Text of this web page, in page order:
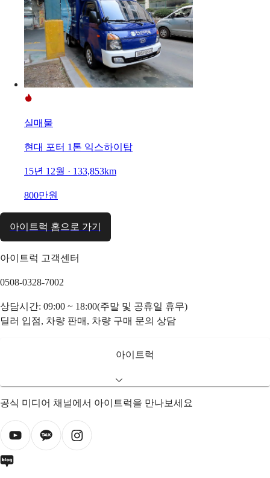
실매물
현대 포터 1톤 익스하이탑
15년 12월 · 133,853km
800만원
아이트럭 홈으로 가기
아이트럭 고객센터
0508-0328-7002
상담시간: 09:00 ~ 18:00(주말 및 공휴일 휴무)
딜러 입점, 차량 판매, 차량 구매 문의 상담
아이트럭
공식 미디어 채널에서 아이트럭을 만나보세요